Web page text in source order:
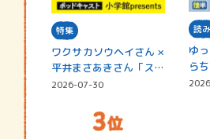
特集
ワクサカソウヘイさん ×
平井まさあきさん「スペ
シャ…
2026-07-30
読
ゆ
ら